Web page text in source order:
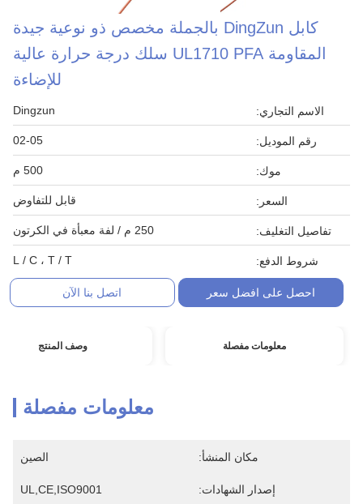
كابل DingZun بالجملة مخصص ذو نوعية جيدة
المقاومة UL1710 PFA سلك درجة حرارة عالية
للإضاءة
الاسم التجاري: Dingzun
رقم الموديل: 02-05
موك: 500 م
السعر: قابل للتفاوض
تفاصيل التغليف: 250 م / لفة معبأة في الكرتون
شروط الدفع: L / C ، T / T
احصل على افضل سعر اتصل بنا الآن
معلومات مفصلة وصف المنتج
معلومات مفصلة
مكان المنشأ: الصين
إصدار الشهادات: UL,CE,ISO9001